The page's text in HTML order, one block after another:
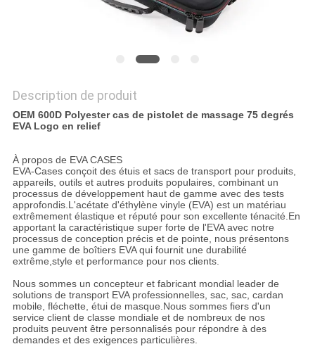
Description de produit
OEM 600D Polyester cas de pistolet de massage 75 degrés
EVA Logo en relief
À propos de EVA CASES
EVA-Cases conçoit des étuis et sacs de transport pour produits,
appareils, outils et autres produits populaires, combinant un
processus de développement haut de gamme avec des tests
approfondis.L'acétate d'éthylène vinyle (EVA) est un matériau
extrêmement élastique et réputé pour son excellente ténacité.En
apportant la caractéristique super forte de l'EVA avec notre
processus de conception précis et de pointe, nous présentons
une gamme de boîtiers EVA qui fournit une durabilité
extrême,style et performance pour nos clients.
Nous sommes un concepteur et fabricant mondial leader de
solutions de transport EVA professionnelles, sac, sac, cardan
mobile, fléchette, étui de masque.Nous sommes fiers d'un
service client de classe mondiale et de nombreux de nos
produits peuvent être personnalisés pour répondre à des
demandes et des exigences particulières.